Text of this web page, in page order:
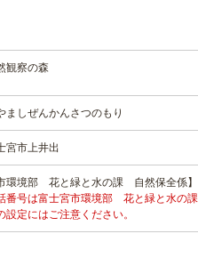
観察の森
ましぜんかんさつのもり
宮市上井出
市環境部 花と緑と水の課 自然保全係
番号は富士宮市環境部 花と緑と水の
設定にはご注意ください。